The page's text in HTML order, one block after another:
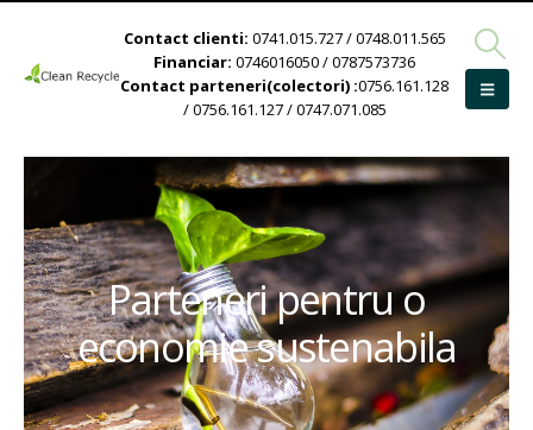
Contact clienti: 0741.015.727 / 0748.011.565
Financiar: 0746016050 / 0787573736
Contact parteneri(colectori) :0756.161.128
/ 0756.161.127 / 0747.071.085
Parteneri pentru o
economie sustenabila